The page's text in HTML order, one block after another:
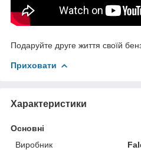
Подаруйте друге життя своїй
Приховати
Характеристики
Основні
Виробник